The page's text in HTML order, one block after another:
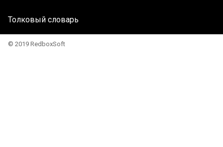
Толковый словарь
© 2019 RedboxSoft